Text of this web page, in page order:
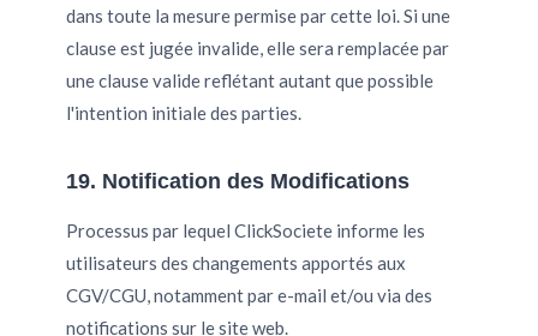
dans toute la mesure permise par cette loi. Si une
clause est jugée invalide, elle sera remplacée par
une clause valide reflétant autant que possible
l'intention initiale des parties.
19. Notification des Modifications
Processus par lequel ClickSociete informe les
utilisateurs des changements apportés aux
CGV/CGU, notamment par e-mail et/ou via des
notifications sur le site web.